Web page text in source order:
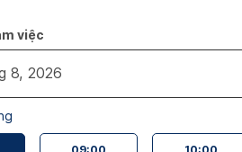
việc